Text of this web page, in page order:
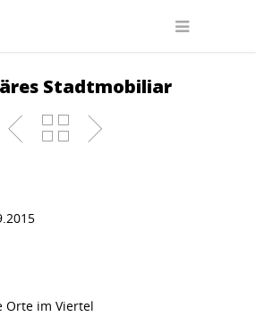
Stadtmobiliar
Orte im Viertel